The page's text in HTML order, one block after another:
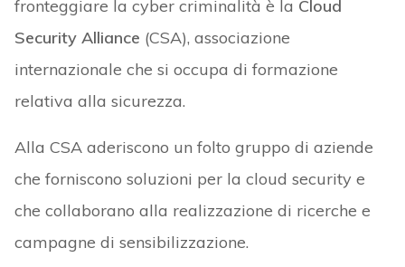
fronteggiare la cyber criminalità è la Cloud
Security Alliance (CSA), associazione
internazionale che si occupa di formazione
relativa alla sicurezza.
Alla CSA aderiscono un folto gruppo di aziende
che forniscono soluzioni per la cloud security e
che collaborano alla realizzazione di ricerche e
campagne di sensibilizzazione.